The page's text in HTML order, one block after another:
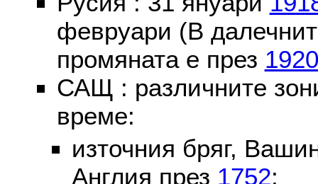
февруари (В
промяната е през 1920
САЩ : различните
време:
източния бряг,
Англия през 1752;